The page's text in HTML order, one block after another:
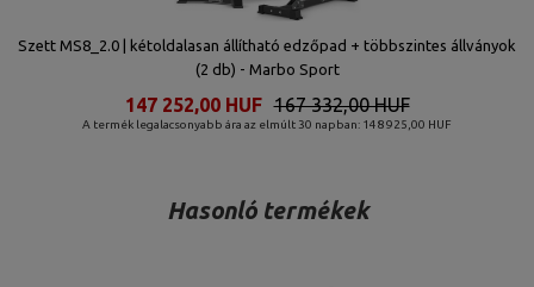
Szett MS8_2.0 | kétoldalasan állítható edzőpad + többszintes állványok
(2 db) - Marbo Sport
A termék legalacsonyabb ára az elmúlt 30 napban: 148 925,00 HUF
167 332,00 HUF
147 252,00 HUF
Hasonló termékek